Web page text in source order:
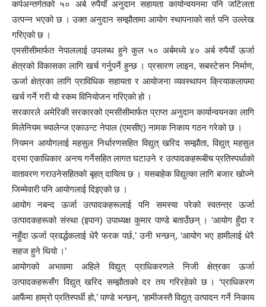
कर्पअन्तर्गतको ५० अर्ब रुपैयाँ अनुदान सहायता कार्यान्वयनमा पनि जटिलता
उत्पन्न भएको छ । उक्त अनुदान सम्झौतामा आयोग स्थापनाको सर्त पनि उल्लेख
गरिएको छ ।
एमसीसीमार्फत नेपाललाई उपलब्ध हुने कुल ५० अर्बमध्ये ४० अर्ब रुपैयाँ ऊर्जा
क्षेत्रको विकासका लागि खर्च गर्नुपर्ने हुन्छ । प्रसारण लाइन, सबस्टेसन निर्माण,
ऊर्जा क्षेत्रका लागि प्राविधिक सहायता र आयोजना व्यवस्थापन क्रियाकलापमा
खर्च गर्ने गरी यो रकम विनियोजन गरिएको हो ।
सरकारले अमेरिकी सरकारको एमसीसीमार्फत प्राप्त अनुदान कार्यान्वयनका लागि
मिलेनियम च्यालेन्ज एकाउन्ट नेपाल (एमसीए) नामक निकाय गठन गरेको छ ।
नियमन आयोगलाई महसुल निर्धारणसहित विद्युत् खरिद सम्झौता, विद्युत् महसुल
दरमा एकाधिकार अन्त्य गर्नेसहित लागत घटाउने र उत्पादकहरूबीच प्रतिस्पर्धाको
वातावरण गराउनेसहितको बृहत् दायित्व छ । यसबाहेक विद्युत्का लागि बजार खोज्ने
जिम्मेवारी पनि आयोगलाई दिइएको छ ।
आयोग नबन्द ऊर्जा उत्पादकहरूलाई पनि समस्या परेको स्वतन्त्र ऊर्जा
उत्पादकहरूको संस्था (इपान) उपाध्यक्ष कुमार पाण्डे बताउँछन् । ‘आयोग हुँदा र
नहुँदा ऊर्जा प्रवर्द्धकलाई धेरै फरक पर्छ,’ उनी भन्छन्, ‘आयोग भए हामीलाई धेरै
सहज हुने थियो ।’
आयोगको अभावमा अहिले विद्युत् प्राधिकरणले निजी क्षेत्रका ऊर्जा
उत्पादकहरूसँग विद्युत् खरिद सम्झौताको दर तय गरिरहेको छ । ‘प्राधिकरण
आफैंमा हाम्रो प्रतिस्पर्धी हो,’ पाण्डे भन्छन्, ‘हामीजस्तै विद्युत् उत्पादन गर्ने निकाय